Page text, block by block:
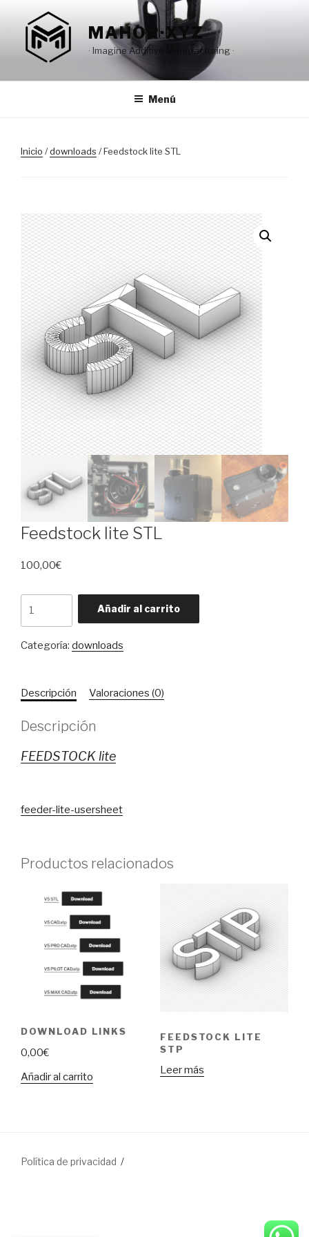
contenido
MAHOR·XYZ
· Imagine Additive Manufacturing ·
Menú
Inicio /downloads / Feedstock lite STL
Feedstock lite STL
100,00€
cantidad
Añadir al carrito
Categoría: downloads
Descripción Valoraciones (0)
Descripción
FEEDSTOCK lite
feeder-lite-usersheet
Productos relacionados
DOWNLOAD LINKS
0,00€
Añadir al carrito
FEEDSTOCK LITE
STP
Leer más
Política de privacidad